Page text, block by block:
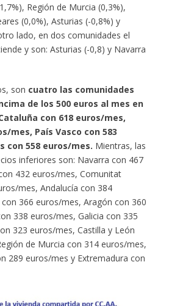
Región de Murcia (0,3%),
(0,0%), Asturias (-0,8%) y
lado, en dos comunidades el
y son: Asturias (-0,8) y Navarra
son cuatro las comunidades
de los 500 euros al mes en
con 618 euros/mes,
mes, País Vasco con 583
con 558 euros/mes. Mientras, las
inferiores son: Navarra con 467
432 euros/mes, Comunitat
mes, Andalucía con 384
366 euros/mes, Aragón con 360
338 euros/mes, Galicia con 335
323 euros/mes, Castilla y León
de Murcia con 314 euros/mes,
289 euros/mes y Extremadura con